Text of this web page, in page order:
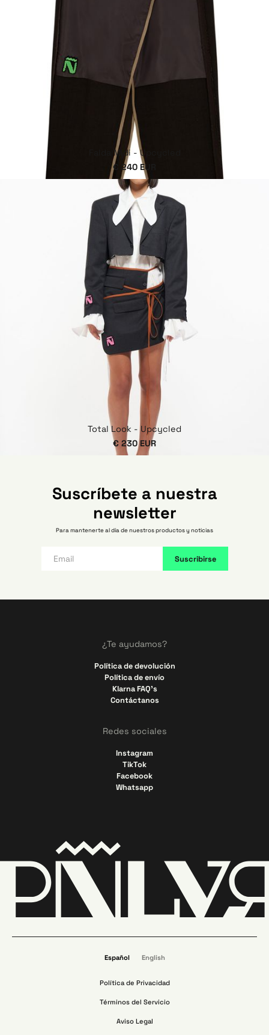
Falda Midi - Upcycled
€ 240 EUR
Total Look - Upcycled
€ 230 EUR
Suscríbete a nuestra
newsletter
Para mantenerte al día de nuestros productos y noticias
¿Te ayudamos?
Política de devolución
Política de envío
Klarna FAQ's
Contáctanos
Redes sociales
Instagram
TikTok
Facebook
Whatsapp
Español English
Política de Privacidad
Términos del Servicio
Aviso Legal